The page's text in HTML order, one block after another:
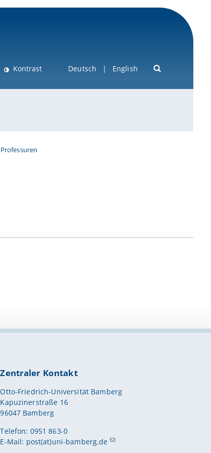
Kontrast Deutsch English
Zentraler Kontakt
Otto-Friedrich-Universität Bamberg
Kapuzinerstraße 16
96047 Bamberg
Telefon: 0951 863-0
E-Mail: post(at)uni-bamberg.de